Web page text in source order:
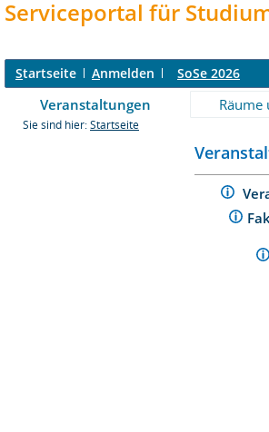
Serviceportal für
Startseite Anmelden SoSe 2026
Veranstaltungen Räume
Sie sind hier: Startseite